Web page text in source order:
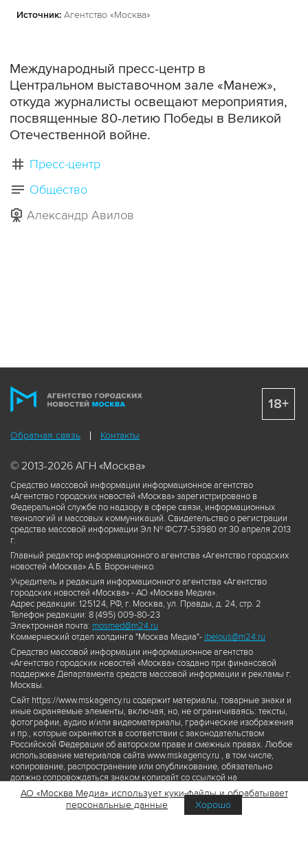
Источник: Агентство «Москва»
Международный пресс-центр в
Центральном выставочном зале «Манеж»,
откуда журналисты освещают мероприятия,
посвященные 80-летию Победы в Великой
Отечественной войне.
Пресс-центр
Общество
Александр Авилов
Обратная связь Контакты
© 2013-2026 АГН «Москва»
Средство массовой информации информационное агентство
«Агентство городских новостей «Москва» зарегистрировано в
Федеральной службе по надзору в сфере связи, информационных
технологий и массовых коммуникаций. Свидетельство о регистрации
средства массовой информации Эл № ФС77-53980 от 30 апреля 2013
г.
Главный редактор информационного агентства «Агентство городских
новостей «Москва» А.Б. Воронченко.
Учредитель и редакция информационного агентства «Агентство
городских новостей «Москва» - АО «Москва Медиа».
Адрес редакции: 125124, РФ, г. Москва, ул. Правды, д. 24, стр. 2
Телефон редакции: 8 (495) 009-80-23
Электронная почта: mosmed@m24.ru
Коммерческий отдел холдинга "Москва Медиа"- ibelous@m24.ru
Средство массовой информации информационное агентство
«Агентство городских новостей «Москва» создано при финансовой
поддержке Департамента средств массовой информации и рекламы г.
Москвы.
Сайт https://www.mskagency.ru содержит материалы, товарные знаки и
иные охраняемые элементы, включая, но, не ограничиваясь: тексты,
фотографии, аудио и/или видеоматериалы, графические изображения
и пр., которые охраняются в соответствии с законодательством
Российской Федерации об авторском праве и смежных правах. Любое
использование материалов сайта www.mskagency.ru , в том числе,
копирование, распространение или опубликование, обязательно
должно сопровождаться знаком копирайт со ссылкой на
правообладателя © АО «Москва Медиа», а также гиперссылкой на сайт
www.mskagency.ru как на первоисточник информации. Переработка
материалов сайта www.mskagency.ru не допускается.
18+
АО «Москва Медиа» использует куки-файлы и обрабатывает
персональные данные
Хорошо